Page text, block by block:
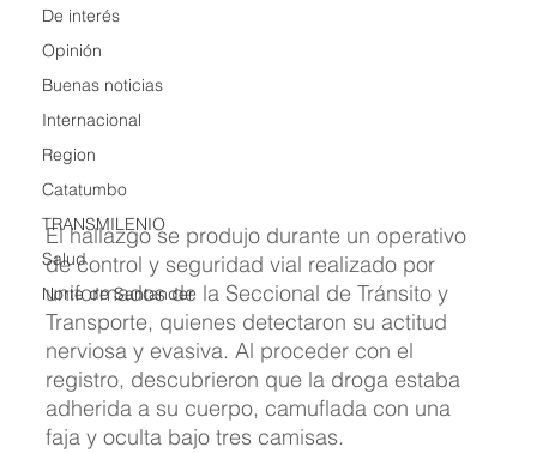
De interés
Opinión
Buenas noticias
Internacional
Region
Catatumbo
TRANSMILENIO
Salud
Norte de Santander
El hallazgo se produjo durante un operativo
de control y seguridad vial realizado por
uniformados de la Seccional de Tránsito y
Transporte, quienes detectaron su actitud
nerviosa y evasiva. Al proceder con el
registro, descubrieron que la droga estaba
adherida a su cuerpo, camuflada con una
faja y oculta bajo tres camisas.